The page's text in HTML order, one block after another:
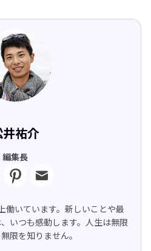
祐介
編集長
働いています。新しいことや最
いつも感動します。人生は無限
限を知りません。